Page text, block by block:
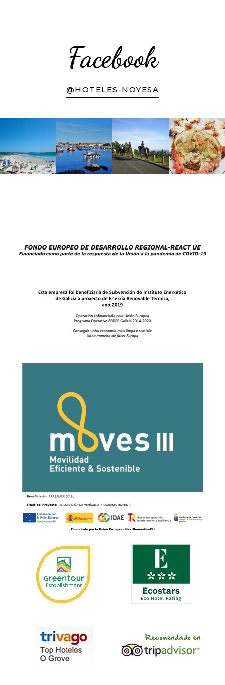
Facebook
@HOTELES-NOYESA